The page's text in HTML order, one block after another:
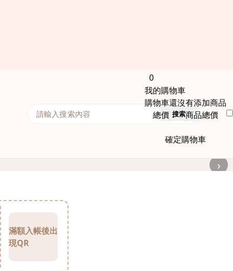
0
我的購物車
購物車還沒有添加商品
總價： 商品總價
確定購物車
搜索
›
滿額入帳後出
現QR